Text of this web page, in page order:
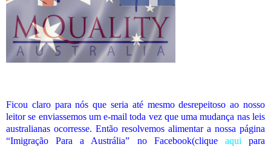
Ficou claro para nós que seria até mesmo desrepeitoso ao nosso
leitor se enviassemos um e-mail toda vez que uma mudança nas leis
australianas ocorresse. Então resolvemos alimentar a nossa página
“Imigração Para a Austrália” no Facebook(clique aqui para